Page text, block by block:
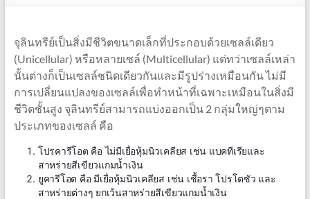
จุลินทรีย์เป็นสิ่งมีชีวิตขนาดเล็กที่ประกอบด้วยเซลล์เดียว
(Unicellular) หรือหลายเซล์ (Multicellular) แต่ทว่าเซลล์เหล่า
นั้นต่างก็เป็นเซลล์ชนิดเดียวกันและมีรูปร่างเหมือนกัน ไม่มี
การเปลี่ยนแปลงของเซลล์เพื่อทำหน้าที่เฉพาะเหมือนในสิ่งมี
ชีวิตชั้นสูง จุลินทรีย์สามารถแบ่งออกเป็น 2 กลุ่มใหญ่ๆตาม
ประเภทของเซลล์ คือ
โปรคารีโอต คือ ไม่มีเยื่อหุ้มนิวเคลียส เช่น แบคทีเรียและ
สาหร่ายสีเขียวแกมน้ำเงิน
ยูคารีโอต คือ มีเยื่อหุ้มนิวเคลียส เช่น เชื้อรา โปรโตซัว และ
สาหร่ายต่างๆ ยกเว้นสาหร่ายสีเขียวแกมน้ำเงิน